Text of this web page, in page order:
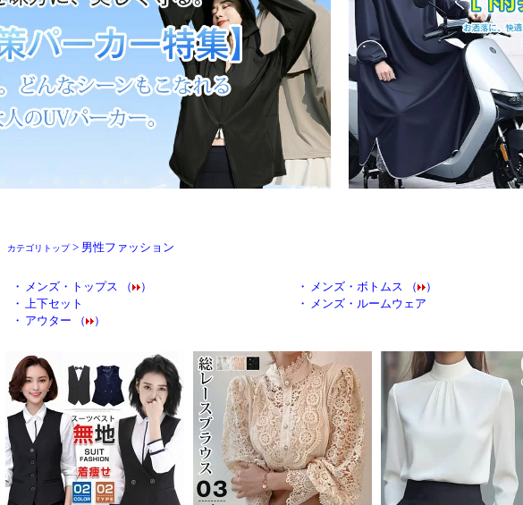
カテゴリトップ> 男性ファッション
・ メンズ・トップス （ ） ・ メンズ・ボトムス （ ）
・ 上下セット ・ メンズ・ルームウェア
・ アウター （ ）